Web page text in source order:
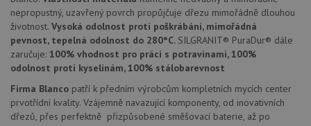
nepropustný, uzavřený povrch propůjčuje dřezu mimořádně dlouhou
životnost. Vysoká odolnost proti poškrábání, mimořádná
pevnost, tepelná odolnost do 280°C. SILGRANIT® PuraDur® dále
zaručuje: 100% vhodnost pro práci s potravinami, 100%
odolnost proti kyselinám, 100% stálobarevnost
Firma Blanco patří k předním výrobcům kompletních mycích center
prvotřídní kvality. Vzájemně navazující komponenty, od inovativních
dřezů, přes perfektně přizpůsobené směšovací baterie, až po
AWSALBCORS
Amazon.com Inc.
widget-
mediator.zopim.com